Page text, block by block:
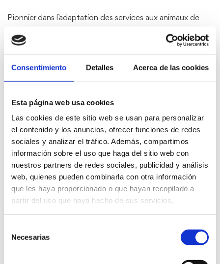
Consentimiento Detalles Acerca de las cookies
Esta página web usa cookies
Las cookies de este sitio web se usan para personalizar
el contenido y los anuncios, ofrecer funciones de redes
sociales y analizar el tráfico. Además, compartimos
información sobre el uso que haga del sitio web con
nuestros partners de redes sociales, publicidad y análisis
web, quienes pueden combinarla con otra información
que les haya proporcionado o que hayan recopilado a
partir del uso que haya hecho de sus servicios.
Necesarias
Pionnier dans l’adaptation des services aux animaux de
extérieurs et de cabines adaptées aux animaux de
compagnie qui vous permettent de partager
confortablement la traversée.
Voyager en train
FGV
La compagnie autorise le transport de petits animaux
domestiques, à condition qu’ils voyagent dans des cages
ou des caisses préparées à cet effet.Règles de voyage -
+ RENFE À ALICANTE ET GANDIA
Les trains RENFE ne vont pas jusqu’à Dénia. Depuis le sud,
via le train local de Valence à Gandía.
Les chiens jusqu’à 40 kg sont admis dans les trains AVE et
Larga Distancia (avec réservation préalable) et les petits